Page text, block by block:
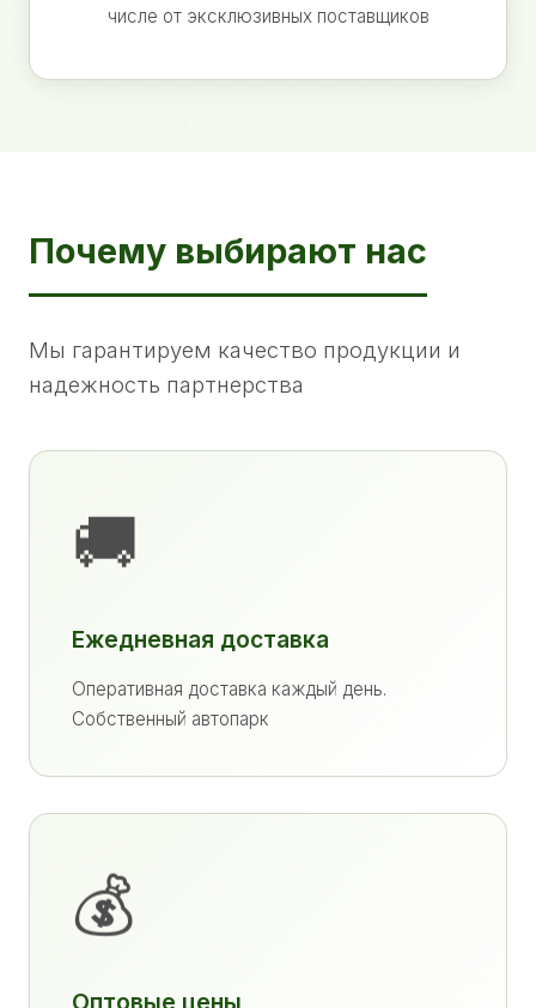
числе от эксклюзивных поставщиков
Почему выбирают нас
Мы гарантируем качество продукции и
надежность партнерства
🚚
Ежедневная доставка
Оперативная доставка каждый день.
Собственный автопарк
💰
Оптовые цены